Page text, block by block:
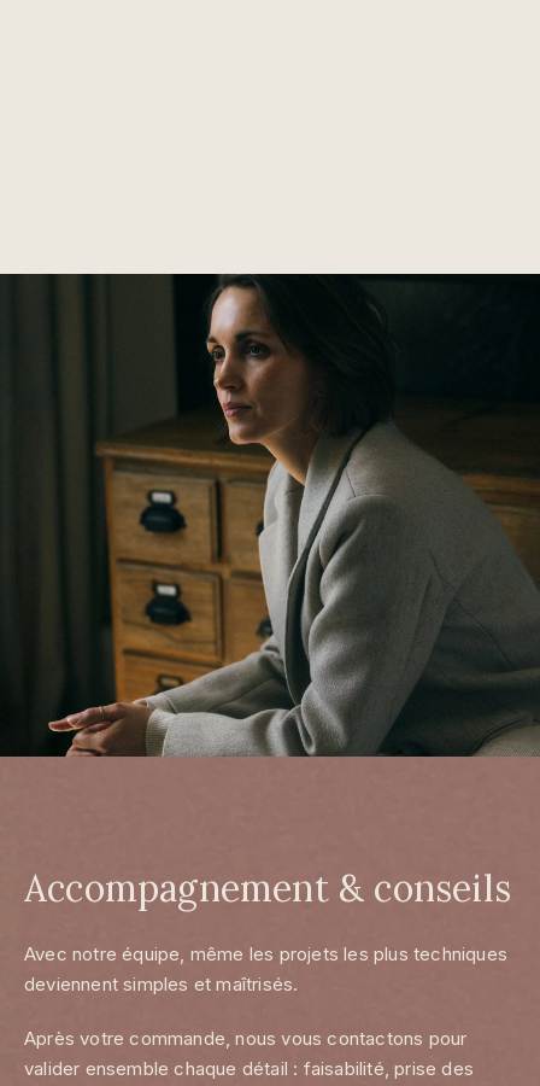
Accompagnement & conseils
Avec notre équipe, même les projets les plus techniques
deviennent simples et maîtrisés.
Après votre commande, nous vous contactons pour
valider ensemble chaque détail : faisabilité, prise des